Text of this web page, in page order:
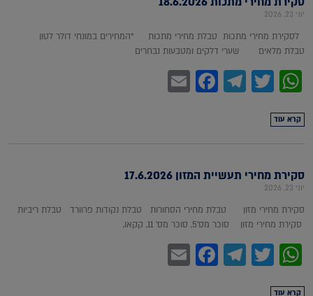
יוני 23, 2026
לסקירת מחירי מתכות טבלת מחירי מתכות *המחירים במונחי דולר לטון
טבלת מלאים שערי דלקים ומטבעות נבחרים
WhatsApp
Twitter
Telegram
Facebook
קרא עוד
סקירת מחירי תעשיית המזון 17.6.2026
יוני 23, 2026
סקירת מחירי מזון טבלת מחירי הסחורות טבלת נקודות פרוורד טבלת ריביות
סקירת מחירי מזון סוכר מס'5, סוכר מס' 11, קקאו,
WhatsApp
Twitter
Telegram
Facebook
קרא עוד